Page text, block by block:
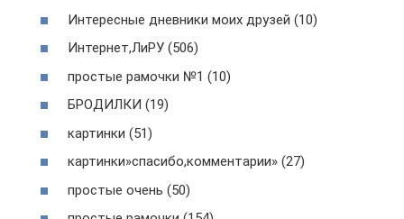
Интересные дневники моих друзей (10)
Интернет,ЛиРУ (506)
простые рамочки №1 (10)
БРОДИЛКИ (19)
картинки (51)
картинки»спасибо,комментарии» (27)
простые очень (50)